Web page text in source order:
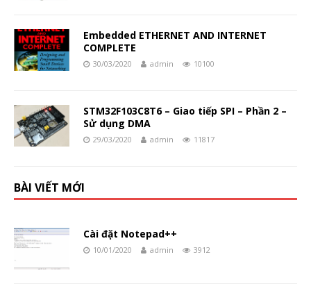
Embedded ETHERNET AND INTERNET
COMPLETE
30/03/2020 admin 10100
STM32F103C8T6 – Giao tiếp SPI – Phần 2 –
Sử dụng DMA
29/03/2020 admin 11817
BÀI VIẾT MỚI
Cài đặt Notepad++
10/01/2020 admin 3912